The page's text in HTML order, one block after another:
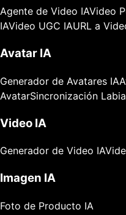
Agente de Video IAVideo
IAVideo UGC IAURL a
Avatar IA
Generador de Avatares IA
AvatarSincronización
Video IA
Generador de Video IA
Imagen IA
Foto de Producto IA